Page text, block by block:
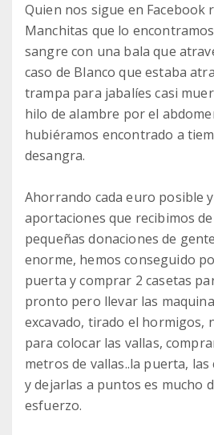
Quien nos sigue en Facebook
Manchitas que lo
sangre con una bala que
caso de Blanco que estaba
trampa para jabalíes casi
hilo de alambre por el
hubiéramos encontrado a
desangra.
Ahorrando cada euro posible
aportaciones que recibimos
pequeñas donaciones de
enorme, hemos conseguido
puerta y comprar 2 casetas
pronto pero llevar las
excavado, tirado el hormigos,
para colocar las vallas,
metros de vallas..la puerta,
y dejarlas a puntos es mucho
esfuerzo.